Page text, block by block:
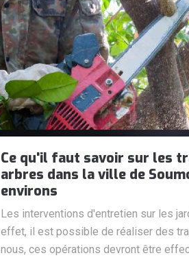
Ce qu'il faut savoir sur les
arbres dans la ville de
environs
Les interventions d'entretien sur les
effet, il est possible de réaliser des
nous, ces opérations devront être